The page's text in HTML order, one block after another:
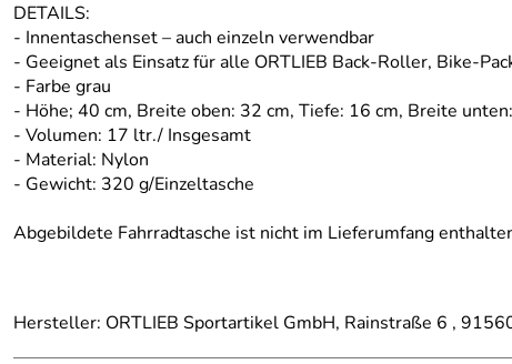
DETAILS:
- Innentaschenset – auch einzeln verwendbar
- Geeignet als Einsatz für alle ORTLIEB Back-Roller, Bike-
- Farbe grau
- Höhe; 40 cm, Breite oben: 32 cm, Tiefe: 16 cm, Breite
- Volumen: 17 ltr./ Insgesamt
- Material: Nylon
- Gewicht: 320 g/Einzeltasche
Abgebildete Fahrradtasche ist nicht im Lieferumfang
Hersteller: ORTLIEB Sportartikel GmbH, Rainstraße 6 ,